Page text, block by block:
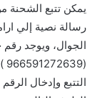
يمكن تتبع الشحنة
رسالة نصية إلي
الجوال، ويوجد
التتبع وإدخال